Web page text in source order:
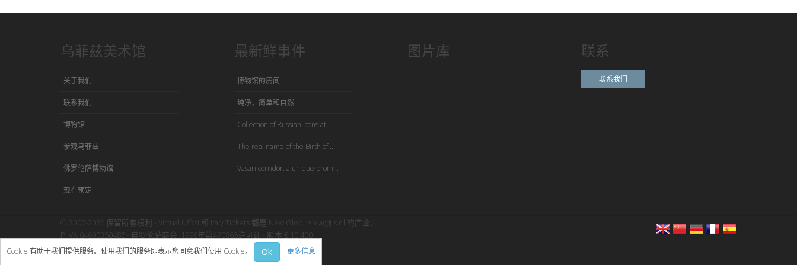
乌菲兹美术馆
关于我们
联系我们
博物馆
参观乌菲兹
佛罗伦萨博物馆
现在预定
最新鲜事件
博物馆的房间
纯净，简单和自然
Collection of Russian icons at...
The real name of the Birth of ...
Vasari corridor: a unique prom...
图片库 联系
联系我们
© 2007-2026 保留所有权利 - Virtual Uffizi 和 Italy Tickets 都是 New Globus Viaggi s.r.l.的产业。
P.IVA 04690350485 - 佛罗伦萨商会, 1996年第470865许可证 - 股本 € 10.400
使用本网站即表示接受Virtual Uffizi”条款与细则 -隐私政策
Cookie 有助于我们提供服务。使用我们的服务即表示您同意我们使用 Cookie。 Ok 更多信息